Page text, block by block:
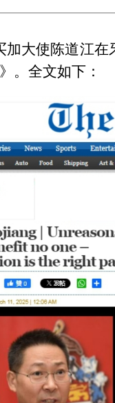
加大使陈道江
。全文如下：